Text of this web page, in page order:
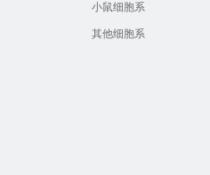
小鼠细胞系
其他细胞系